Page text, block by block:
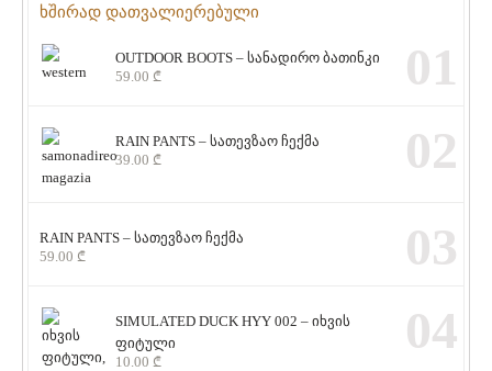
ხშირად დათვალიერებული
OUTDOOR BOOTS – სანადირო ბათინკი
59.00 ₾ 01
RAIN PANTS – სათევზაო ჩექმა
39.00 ₾ 02
RAIN PANTS – სათევზაო ჩექმა
59.00 ₾ 03
SIMULATED DUCK HYY 002 – იხვის
ფიტული
10.00 ₾
04